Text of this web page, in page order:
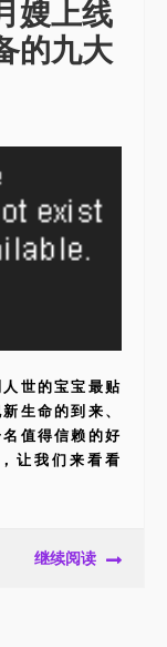
嫂上线
的九大
世的宝宝最贴
生命的到来、
值得信赖的好
让我们来看看
继续阅读